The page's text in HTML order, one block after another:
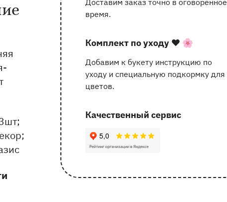
Доставим заказ точно в оговоренное
время.
Комплект по уходу ❤️ 🌸
Добавим к букету инструкцию по
уходу и специальную подкормку для
цветов.
Качественный сервис
162 отзыва с оценкой 5.0 ⭐
и оказываемых услугах